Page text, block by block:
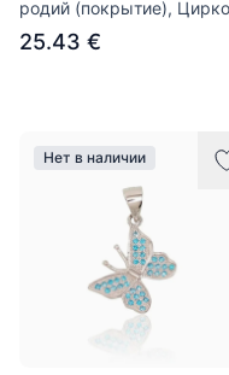
родий (покрытие),
25.43 €
Нет в наличии